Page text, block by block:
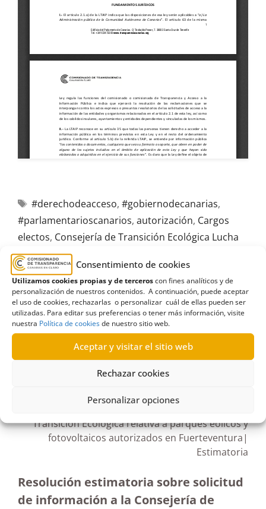
Consentimiento de cookies
Utilizamos cookies propias y de terceroscon fines analíticos y de
personalización de nuestros contenidos. A continuación, puede aceptar
el uso de cookies, rechazarlas o personalizar cuál de ellas pueden ser
utilizadas. Para editar sus preferencias o tener más información, visite
nuestra Política de cookiesde nuestro sitio web.
Aceptar y visitar el sitio web
Rechazar cookies
Personalizar opciones
#derechodeacceso, #gobiernodecanarias,
#parlamentarioscanarios, autorización, Cargos
electos, Consejería de Transición Ecológica Lucha
contra el Cambio Climático y Planificación
Territorial
Fuerteventura,parques eólicos y
fotovoltaicos,Permiso
R569/2022
Solicitud de información a la Consejería de
Transición Ecológica relativa a parques eólicos y
fotovoltaicos autorizados en Fuerteventura|
Estimatoria
Resolución estimatoria sobre solicitud
de información a la Consejería de